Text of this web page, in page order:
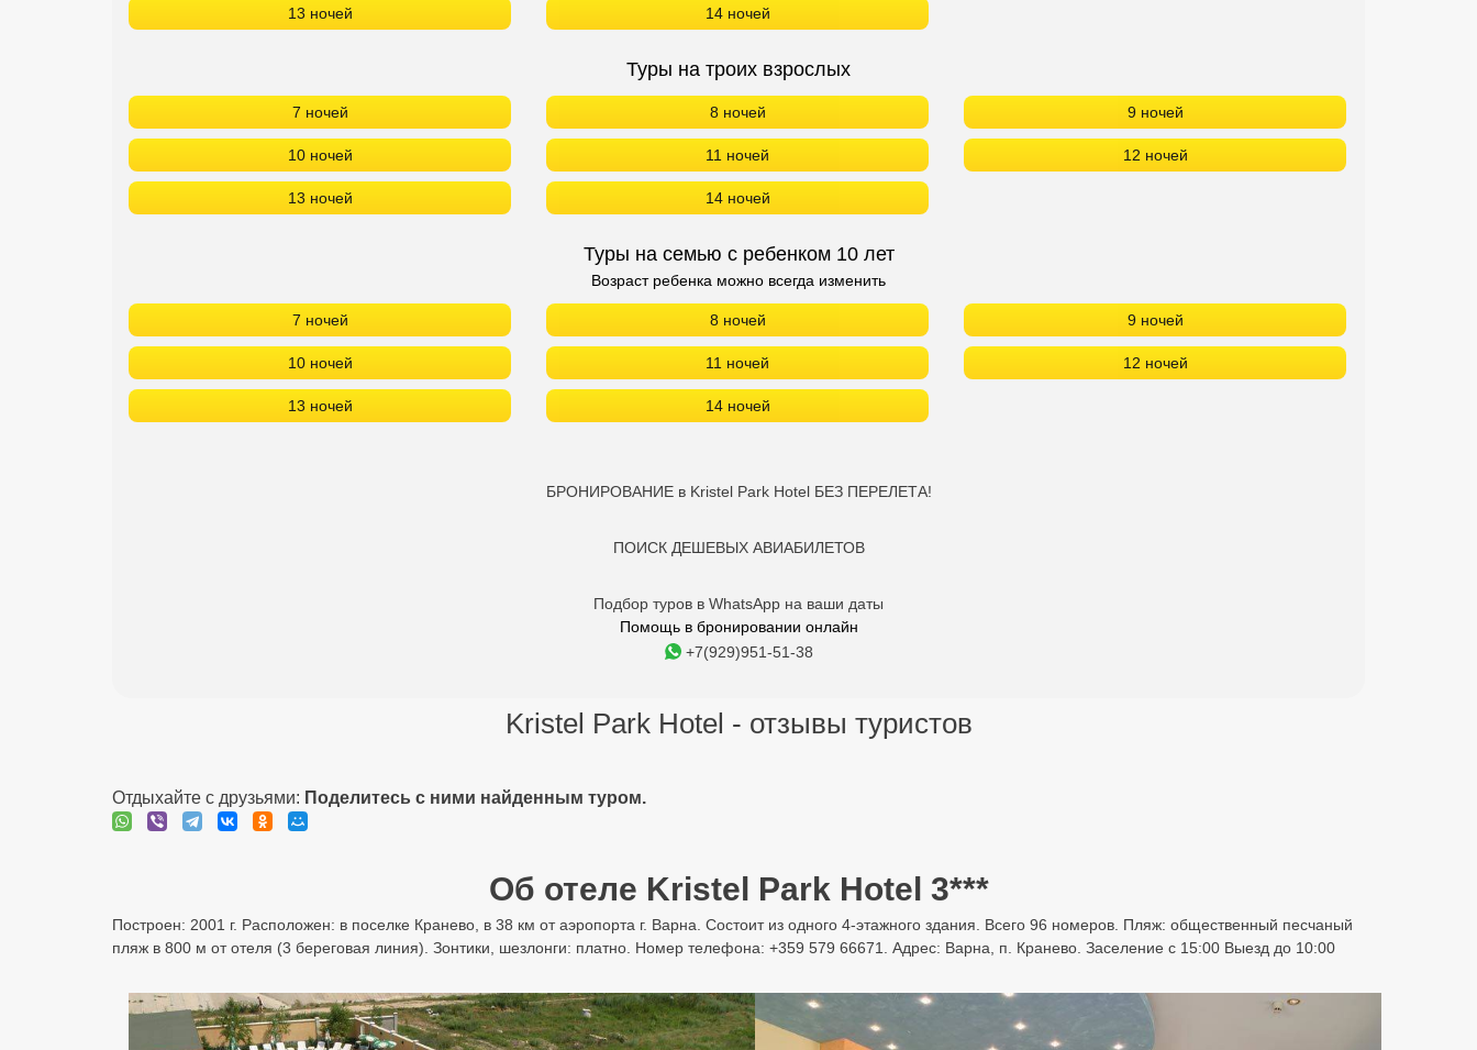
13 ночей 14 ночей
Туры на троих взрослых
7 ночей 8 ночей 9 ночей
10 ночей 11 ночей 12 ночей
13 ночей 14 ночей
Туры на семью с ребенком 10 лет
Возраст ребенка можно всегда изменить
7 ночей 8 ночей 9 ночей
10 ночей 11 ночей 12 ночей
13 ночей 14 ночей
БРОНИРОВАНИЕ в Kristel Park Hotel БЕЗ ПЕРЕЛЕТА!
ПОИСК ДЕШЕВЫХ АВИАБИЛЕТОВ
Подбор туров в WhatsApp на ваши даты
Помощь в бронировании онлайн
+7(929)951-51-38
Kristel Park Hotel - отзывы туристов
Отдыхайте с друзьями: Поделитесь с ними найденным туром.
Об отеле Kristel Park Hotel 3***
Построен: 2001 г. Расположен: в поселке Кранево, в 38 км от аэропорта г. Варна. Состоит из одного 4-этажного здания. Всего 96 номеров. Пляж: общественный песчаный
пляж в 800 м от отеля (3 береговая линия). Зонтики, шезлонги: платно. Номер телефона: +359 579 66671. Адрес: Варна, п. Кранево. Заселение с 15:00 Выезд до 10:00